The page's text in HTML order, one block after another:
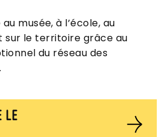
musée, à l’école, au
sur le territoire grâce au
du réseau des
LE